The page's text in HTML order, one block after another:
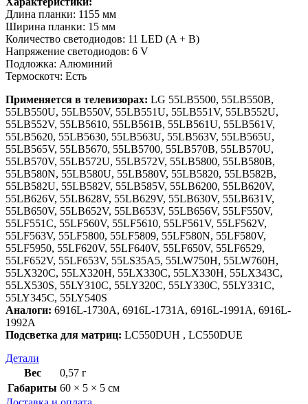
Длина планки: 1155 мм
Ширина планки: 15 мм
Количество светодиодов: 11 LED (A + B)
Напряжение светодиодов: 6 V
Подложка: Алюминий
Термоскотч: Есть
Применяется в телевизорах: LG 55LB5500, 55LB550B,
55LB550U, 55LB550V, 55LB551U, 55LB551V, 55LB552U,
55LB552V, 55LB5610, 55LB561B, 55LB561U, 55LB561V,
55LB5620, 55LB5630, 55LB563U, 55LB563V, 55LB565U,
55LB565V, 55LB5670, 55LB5700, 55LB570B, 55LB570U,
55LB570V, 55LB572U, 55LB572V, 55LB5800, 55LB580B,
55LB580N, 55LB580U, 55LB580V, 55LB5820, 55LB582B,
55LB582U, 55LB582V, 55LB585V, 55LB6200, 55LB620V,
55LB626V, 55LB628V, 55LB629V, 55LB630V, 55LB631V,
55LB650V, 55LB652V, 55LB653V, 55LB656V, 55LF550V,
55LF551C, 55LF560V, 55LF5610, 55LF561V, 55LF562V,
55LF563V, 55LF5800, 55LF5809, 55LF580N, 55LF580V,
55LF5950, 55LF620V, 55LF640V, 55LF650V, 55LF6529,
55LF652V, 55LF653V, 55LS35A5, 55LW750H, 55LW760H,
55LX320C, 55LX320H, 55LX330C, 55LX330H, 55LX343C,
55LX530S, 55LY310C, 55LY320C, 55LY330C, 55LY331C,
55LY345C, 55LY540S
Аналоги: 6916L-1730A, 6916L-1731A, 6916L-1991A, 6916L-
1992A
Подсветка для матриц: LC550DUH , LC550DUE
Детали
Вес
0,57 г
Габариты 60 × 5 × 5 см